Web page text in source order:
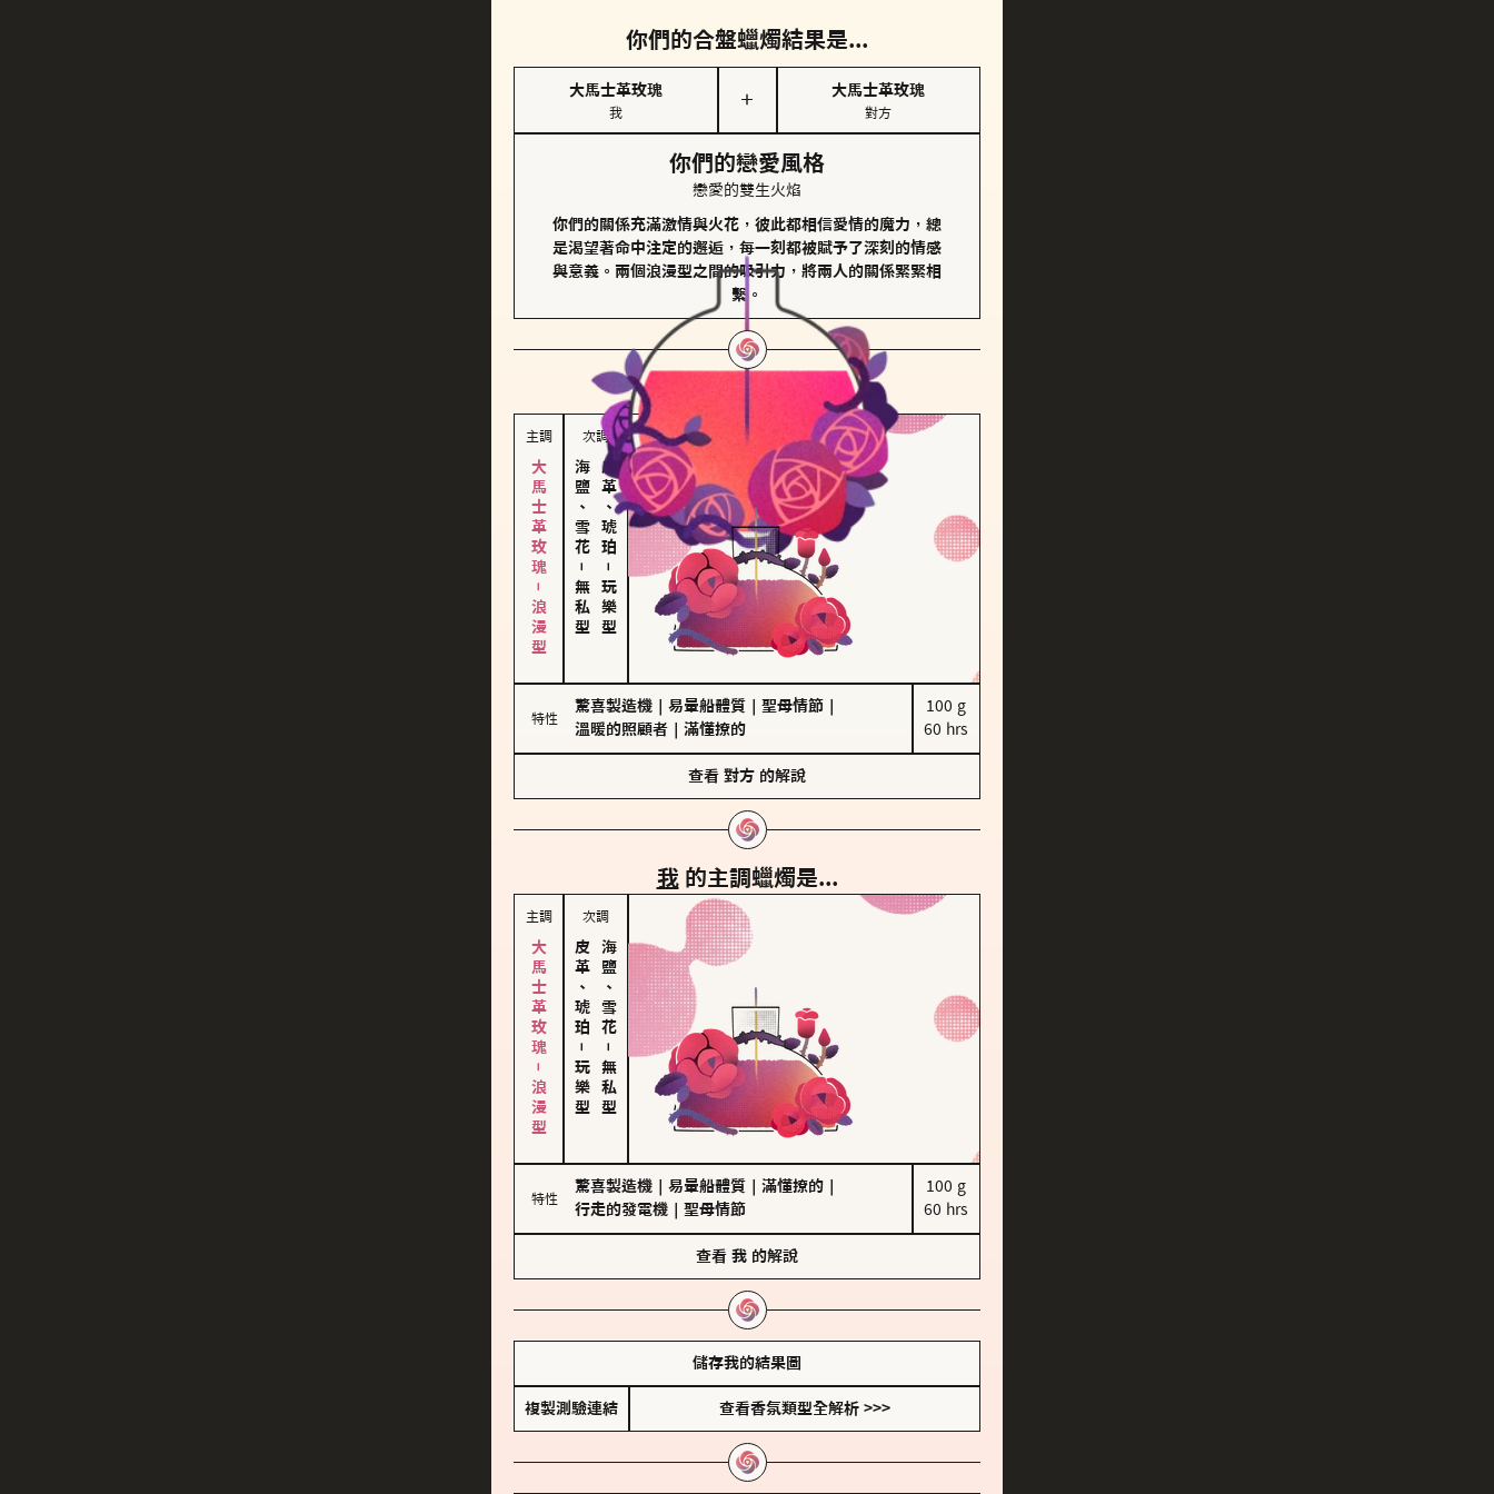
你們的合盤蠟燭結果是...
大馬士革玫瑰
我
＋
大馬士革玫瑰
對方
你們的戀愛風格
戀愛的雙生火焰
你們的關係充滿激情與火花，彼此都相信愛情的魔力，總
是渴望著命中注定的邂逅，每一刻都被賦予了深刻的情感
與意義。兩個浪漫型之間的吸引力，將兩人的關係緊緊相
繫。
對方 的主調蠟燭是...
主調
大馬士革玫瑰－浪漫型
次調
海鹽、雪花
－
無私型
皮革、琥珀
－
玩樂型
特性
驚喜製造機 易暈船體質 聖母情節
溫暖的照顧者
滿懂撩的
100 g
60 hrs
查看 對方 的解說
我 的主調蠟燭是...
主調
大馬士革玫瑰－浪漫型
次調
皮革、琥珀
－
玩樂型
海鹽、雪花
－
無私型
特性
驚喜製造機 易暈船體質 滿懂撩的
行走的發電機
聖母情節
100 g
60 hrs
查看 我 的解說
儲存我的結果圖
複製測驗連結 查看香氛類型全解析 >>>